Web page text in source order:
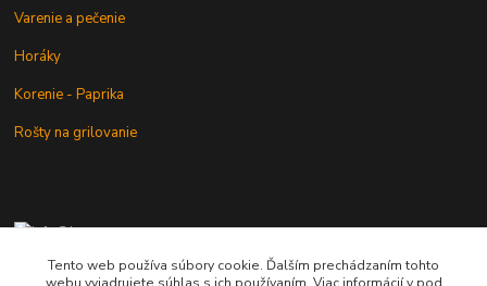
Varenie a pečenie
Horáky
Korenie - Paprika
Rošty na grilovanie
+421 902 212 007
od 8:00 - do 16:00 hod
Tento web používa súbory cookie. Ďalším prechádzaním tohto